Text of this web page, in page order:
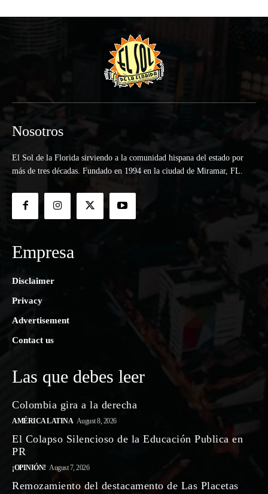
Nosotros
El Sol de la Florida sirviendo a la comunidad hispana del estado por
más de tres décadas. Fundado en 1994 en la ciudad de Miramar, FL.
Empresa
Disclaimer
Privacy
Advertisement
Contact us
Las que debes leer
Colombia gira a la derecha
AMÉRICA LATINA August 8, 2026
El Colapso Silencioso de la Educación Publica en
PR
¡OPINIÓN! August 7, 2026
Remozamiento del destacamento de Las Placetas